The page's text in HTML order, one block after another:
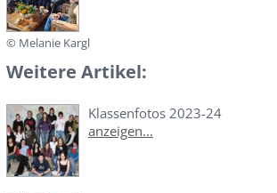
© Melanie Kargl
Weitere Artikel:
Klassenfotos 2023-24
anzeigen...